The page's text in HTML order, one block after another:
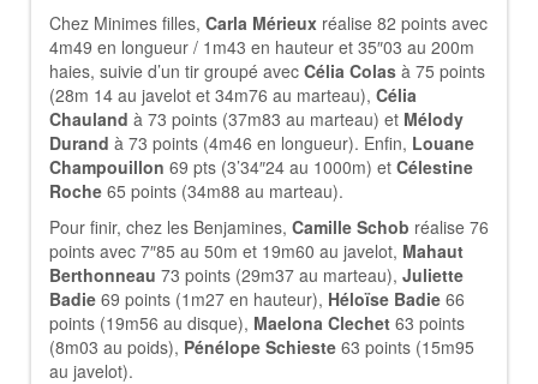
Chez Minimes filles, Carla Mérieux réalise 82 points avec
4m49 en longueur / 1m43 en hauteur et 35″03 au 200m
haies, suivie d’un tir groupé avec Célia Colas à 75 points
(28m 14 au javelot et 34m76 au marteau), Célia
Chauland à 73 points (37m83 au marteau) et Mélody
Durand à 73 points (4m46 en longueur). Enfin, Louane
Champouillon 69 pts (3’34″24 au 1000m) et Célestine
Roche 65 points (34m88 au marteau).
Pour finir, chez les Benjamines, Camille Schob réalise 76
points avec 7″85 au 50m et 19m60 au javelot, Mahaut
Berthonneau 73 points (29m37 au marteau), Juliette
Badie 69 points (1m27 en hauteur), Héloïse Badie 66
points (19m56 au disque), Maelona Clechet 63 points
(8m03 au poids), Pénélope Schieste 63 points (15m95
au javelot).